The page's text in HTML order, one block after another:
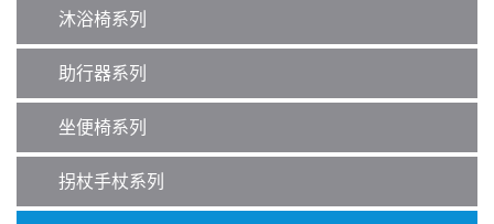
沐浴椅系列
助行器系列
坐便椅系列
拐杖手杖系列